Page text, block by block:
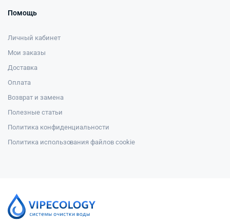
Помощь
Личный кабинет
Мои заказы
Доставка
Оплата
Возврат и замена
Полезные статьи
Политика конфиденциальности
Политика использования файлов cookie